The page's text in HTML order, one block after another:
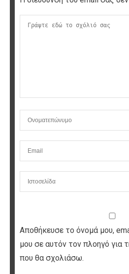
Αποθήκευσε το όνομά μου,
μου σε αυτόν τον πλοηγό για
που θα σχολιάσω.